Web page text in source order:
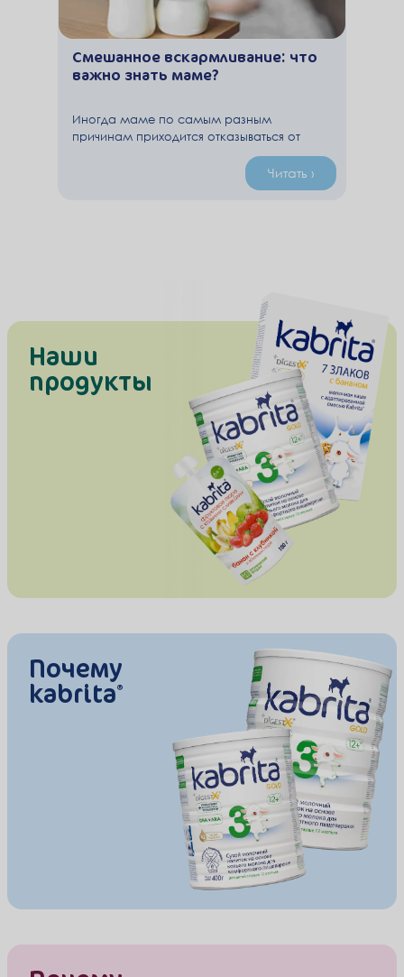
Смешанное вскармливание: что
важно знать маме?
Иногда маме по самым разным
причинам приходится отказываться от
расстраивайтесь, не вам одной
приходится пройти этот путь! Мы поможем
Читать ›
Наши
продукты
Почему
kabrita®